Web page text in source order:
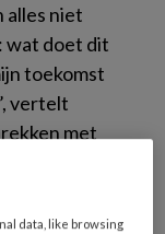
alles niet
wat doet dit
toekomst
vertelt
met
familie en
data, like browsing